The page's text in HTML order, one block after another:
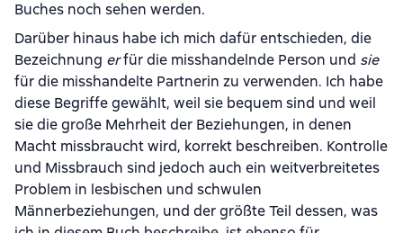
Buches noch sehen werden.
Darüber hinaus habe ich mich dafür entschieden, die
Bezeichnung erfür die misshandelnde Person und sie
für die misshandelte Partnerin zu verwenden. Ich habe
diese Begriffe gewählt, weil sie bequem sind und weil
sie die große Mehrheit der Beziehungen, in denen
Macht missbraucht wird, korrekt beschreiben. Kontrolle
und Missbrauch sind jedoch auch ein weitverbreitetes
Problem in lesbischen und schwulen
Männerbeziehungen, und der größte Teil dessen, was